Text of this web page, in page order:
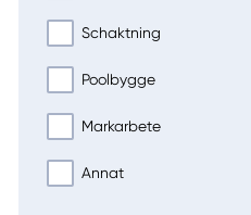
Schaktning
Poolbygge
Markarbete
Annat